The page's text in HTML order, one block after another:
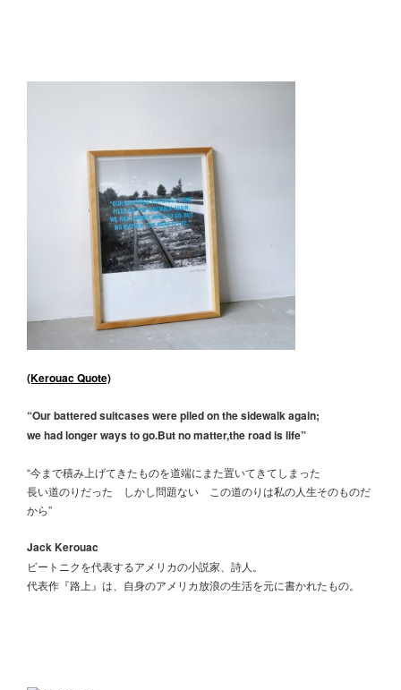
(Kerouac Quote)
“Our battered suitcases were piled on the sidewalk again;
we had longer ways to go.But no matter,the road is life”
“今まで積み上げてきたものを道端にまた置いてきてしまった
長い道のりだった しかし問題ない この道のりは私の人生そのものだ
から”
Jack Kerouac
ビートニクを代表するアメリカの小説家、詩人。
代表作『路上』は、自身のアメリカ放浪の生活を元に書かれたもの。